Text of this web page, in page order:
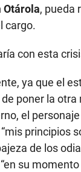
Otárola, pueda
cargo.
con esta
ya que el
poner la otra
el
principios
de los
su